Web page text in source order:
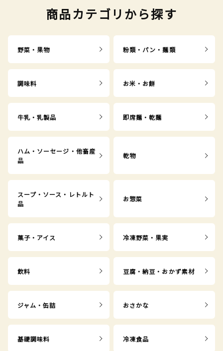
商品カテゴリから探す
野菜・果物 粉類・パン・麺類
調味料 お米・お餅
牛乳・乳製品 即席麺・乾麺
ハム・ソーセージ・他畜産
品
乾物
スープ・ソース・レトルト
品
お惣菜
菓子・アイス 冷凍野菜・果実
飲料 豆腐・納豆・おかず素材
ジャム・缶詰 おさかな
基礎調味料 冷凍食品